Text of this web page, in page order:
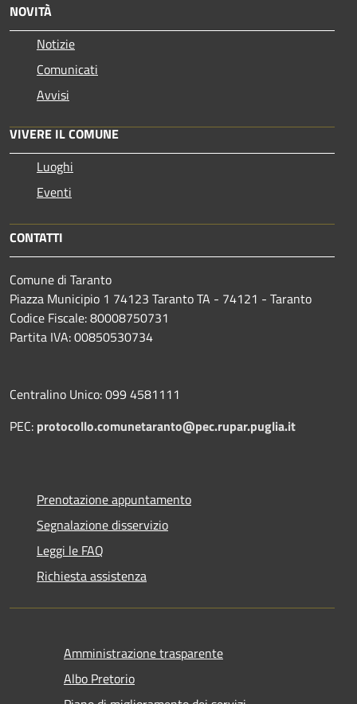
NOVITÀ
Notizie
Comunicati
Avvisi
VIVERE IL COMUNE
Luoghi
Eventi
CONTATTI
Comune di Taranto
Piazza Municipio 1 74123 Taranto TA - 74121 - Taranto
Codice Fiscale: 80008750731
Partita IVA: 00850530734
Centralino Unico: 099 4581111
PEC: protocollo.comunetaranto@pec.rupar.puglia.it
Prenotazione appuntamento
Segnalazione disservizio
Leggi le FAQ
Richiesta assistenza
Amministrazione trasparente
Albo Pretorio